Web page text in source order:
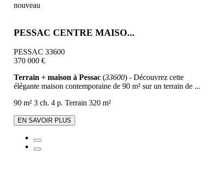
nouveau
PESSAC CENTRE MAISO...
PESSAC 33600
370 000 €
Terrain + maison à Pessac (33600) - Découvrez cette
élégante maison contemporaine de 90 m² sur un terrain de ...
90 m² 3 ch. 4 p. Terrain 320 m²
EN SAVOIR PLUS